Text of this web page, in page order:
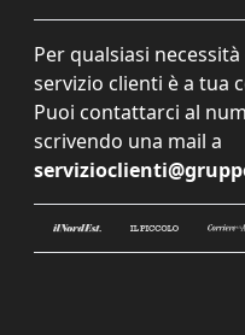
Per qualsiasi
servizio clienti è a tua
Puoi contattarci al
scrivendo una mail a